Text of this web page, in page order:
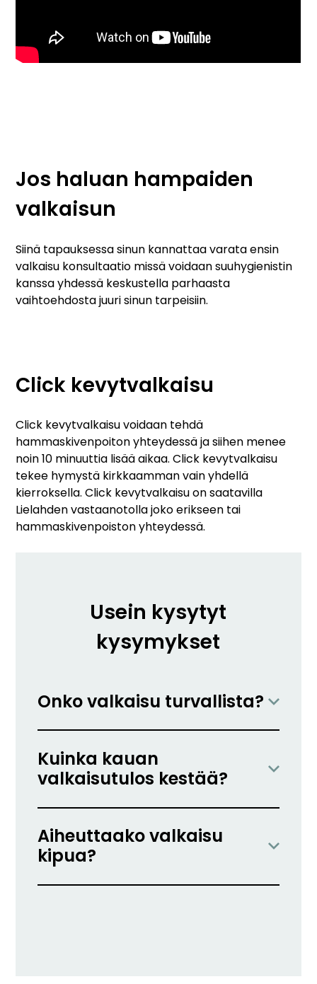
Jos haluan hampaiden
valkaisun
Siinä tapauksessa sinun kannattaa varata ensin
valkaisu konsultaatio missä voidaan suuhygienistin
kanssa yhdessä keskustella parhaasta
vaihtoehdosta juuri sinun tarpeisiin.
Click kevytvalkaisu
Click kevytvalkaisu voidaan tehdä
hammaskivenpoiton yhteydessä ja siihen menee
noin 10 minuuttia lisää aikaa. Click kevytvalkaisu
tekee hymystä kirkkaamman vain yhdellä
kierroksella. Click kevytvalkaisu on saatavilla
Lielahden vastaanotolla joko erikseen tai
hammaskivenpoiston yhteydessä.
Usein kysytyt
kysymykset
Onko valkaisu turvallista?
Kuinka kauan
valkaisutulos kestää?
Aiheuttaako valkaisu
kipua?